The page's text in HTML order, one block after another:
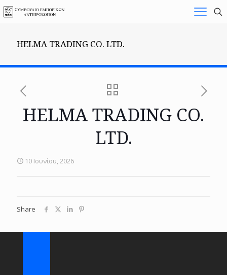
HELMA TRADING CO. LTD.
HELMA TRADING CO.
LTD.
10 Ιουνίου, 2026
Share